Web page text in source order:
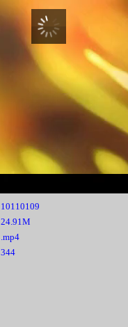
10110109
24.91M
.mp4
344